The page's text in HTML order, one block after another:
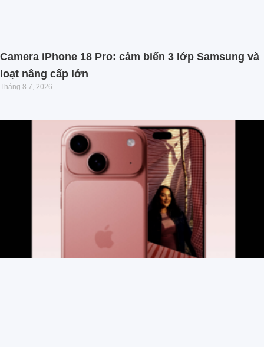
Camera iPhone 18 Pro: cảm biến 3 lớp Samsung và
loạt nâng cấp lớn
Tháng 8 7, 2026